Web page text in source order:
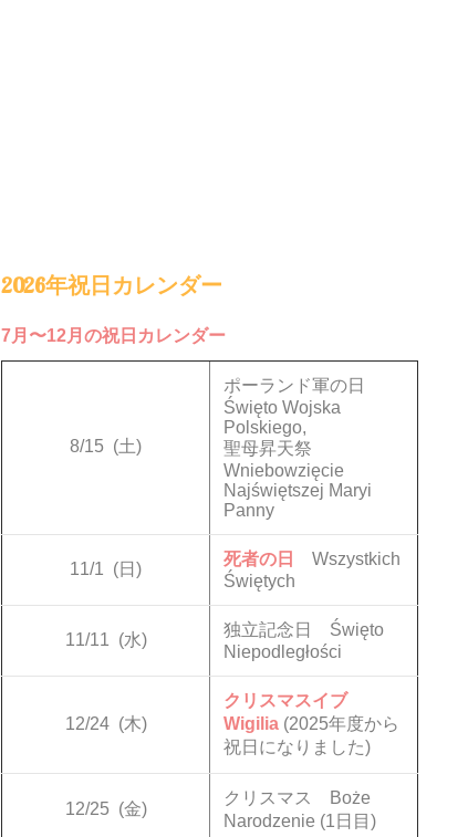
2026年祝日カレンダー
7月〜12月の祝日カレンダー
8/15 (土)
ポーランド軍の日
Święto Wojska
Polskiego,
聖母昇天祭
Wniebowzięcie
Najświętszej Maryi
Panny
11/1 (日)
死者の日
Wszystkich
Świętych
11/11 (水)
独立記念日 Święto
Niepodległości
12/24 (木)
クリスマスイブ
Wigilia (2025年度から
祝日になりました)
12/25 (金)
クリスマス Boże
Narodzenie (1日目)